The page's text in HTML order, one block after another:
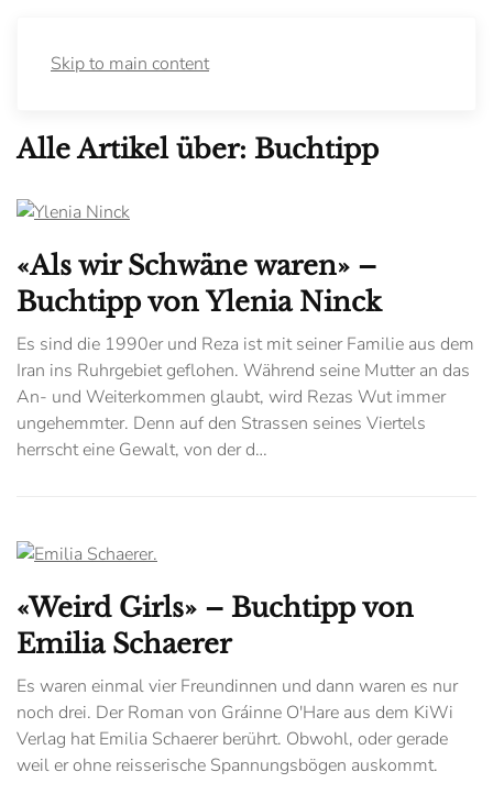
Skip to main content
Alle Artikel über: Buchtipp
«Als wir Schwäne waren» –
Buchtipp von Ylenia Ninck
Es sind die 1990er und Reza ist mit seiner Familie aus dem
Iran ins Ruhrgebiet geflohen. Während seine Mutter an das
An- und Weiterkommen glaubt, wird Rezas Wut immer
ungehemmter. Denn auf den Strassen seines Viertels
herrscht eine Gewalt, von der d…
«Weird Girls» – Buchtipp von
Emilia Schaerer
Es waren einmal vier Freundinnen und dann waren es nur
noch drei. Der Roman von Gráinne O'Hare aus dem KiWi
Verlag hat Emilia Schaerer berührt. Obwohl, oder gerade
weil er ohne reisserische Spannungsbögen auskommt.